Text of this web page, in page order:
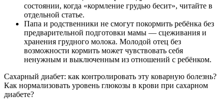
состоянии, когда «кормление грудью бесит», читайте в
отдельной статье.
Папа и родственники не смогут покормить ребёнка без
предварительной подготовки мамы — сцеживания и
хранения грудного молока. Молодой отец без
возможности кормить может чувствовать себя
ненужным и выключенным из отношений с ребёнком.
Сахарный диабет: как контролировать эту коварную болезнь?
Как нормализовать уровень глюкозы в крови при сахарном
диабете?